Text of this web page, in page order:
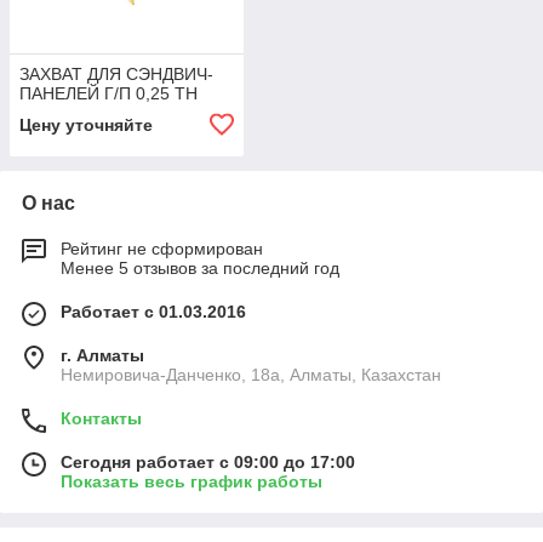
ЗАХВАТ ДЛЯ СЭНДВИЧ-
ПАНЕЛЕЙ Г/П 0,25 ТН
Цену уточняйте
О нас
Рейтинг не сформирован
Менее 5 отзывов за последний год
Работает с 01.03.2016
г. Алматы
Немировича-Данченко, 18а, Алматы, Казахстан
Контакты
Сегодня работает с 09:00 до 17:00
Показать весь график работы